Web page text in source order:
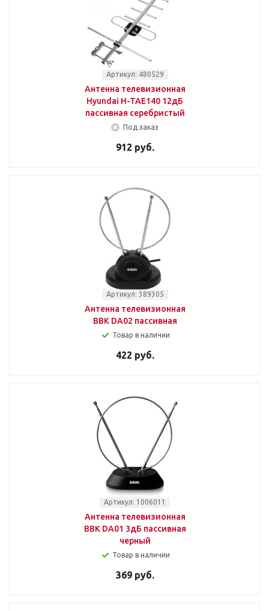
Артикул: 480529
Антенна телевизионная
Hyundai H-TAE140 12дБ
пассивная серебристый
Под заказ
912 руб.
Артикул: 389305
Антенна телевизионная
BBK DA02 пассивная
Товар в наличии
422 руб.
Артикул: 1006011
Антенна телевизионная
BBK DA01 3дБ пассивная
черный
Товар в наличии
369 руб.